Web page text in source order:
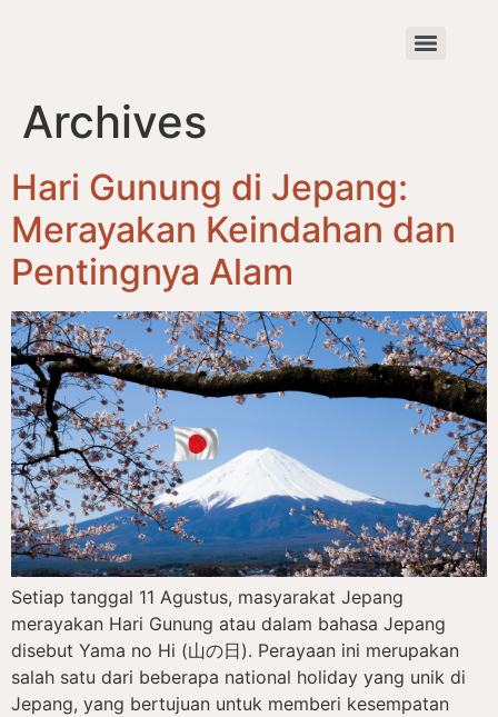
Archives
Hari Gunung di Jepang:
Merayakan Keindahan dan
Pentingnya Alam
Setiap tanggal 11 Agustus, masyarakat Jepang
merayakan Hari Gunung atau dalam bahasa Jepang
disebut Yama no Hi (山の日). Perayaan ini merupakan
salah satu dari beberapa national holiday yang unik di
Jepang, yang bertujuan untuk memberi kesempatan